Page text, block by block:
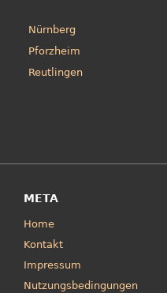
Nürnberg
Pforzheim
Reutlingen
META
Home
Kontakt
Impressum
Nutzungsbedingungen